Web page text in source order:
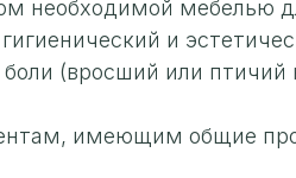
необходимой мебелью
и
(вросший или птичий
имеющим общие